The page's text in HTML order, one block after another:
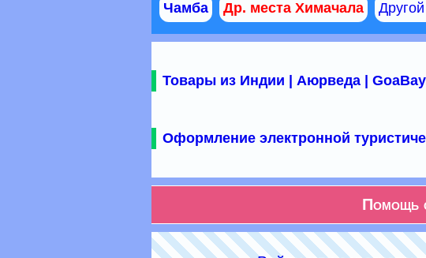
Чамба Др. места Химачала
Товары из Индии | Аюрведа |
Оформление электронной
Помощь